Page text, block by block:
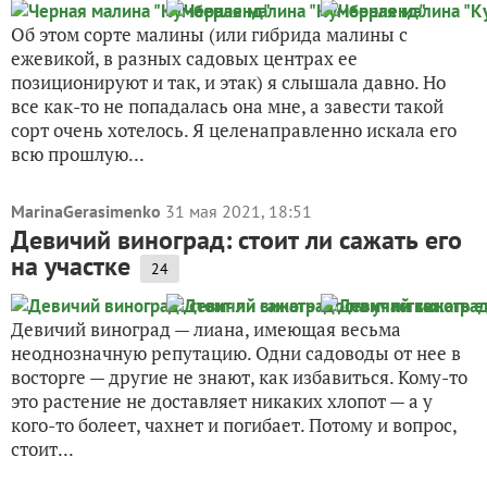
Об этом сорте малины (или гибрида малины с
ежевикой, в разных садовых центрах ее
позиционируют и так, и этак) я слышала давно. Но
все как-то не попадалась она мне, а завести такой
сорт очень хотелось. Я целенаправленно искала его
всю прошлую...
MarinaGerasimenko 31 мая 2021, 18:51
Девичий виноград: стоит ли сажать его
на участке 24
Девичий виноград — лиана, имеющая весьма
неоднозначную репутацию. Одни садоводы от нее в
восторге — другие не знают, как избавиться. Кому-то
это растение не доставляет никаких хлопот — а у
кого-то болеет, чахнет и погибает. Потому и вопрос,
стоит...